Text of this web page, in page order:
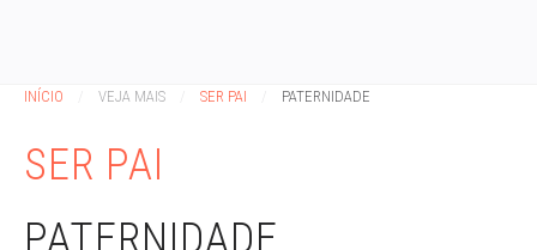
INÍCIO VEJA MAIS SER PAI PATERNIDADE
SER PAI
PATERNIDADE